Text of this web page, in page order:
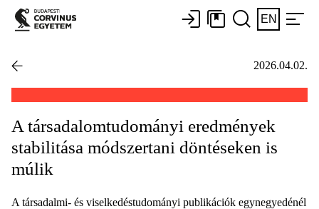
EN
2026.04.02.
A társadalomtudományi eredmények
stabilitása módszertani döntéseken is
múlik
A társadalmi- és viselkedéstudományi publikációk egynegyedénél